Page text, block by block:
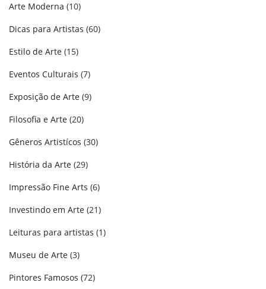
Arte Moderna (10)
Dicas para Artistas (60)
Estilo de Arte (15)
Eventos Culturais (7)
Exposição de Arte (9)
Filosofia e Arte (20)
Gêneros Artistícos (30)
História da Arte (29)
Impressão Fine Arts (6)
Investindo em Arte (21)
Leituras para artistas (1)
Museu de Arte (3)
Pintores Famosos (72)